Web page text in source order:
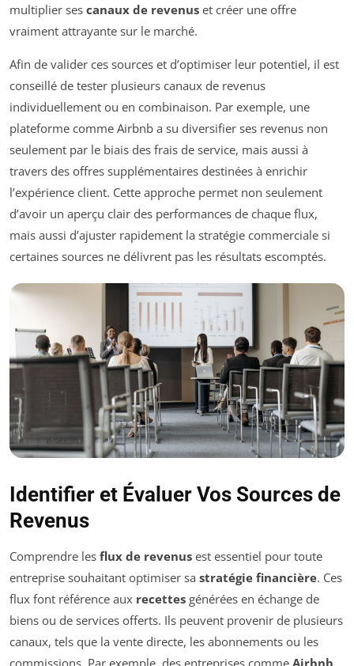
multiplier ses canaux de revenus et créer une offre
vraiment attrayante sur le marché.
Afin de valider ces sources et d’optimiser leur potentiel, il est
conseillé de tester plusieurs canaux de revenus
individuellement ou en combinaison. Par exemple, une
plateforme comme Airbnb a su diversifier ses revenus non
seulement par le biais des frais de service, mais aussi à
travers des offres supplémentaires destinées à enrichir
l’expérience client. Cette approche permet non seulement
d’avoir un aperçu clair des performances de chaque flux,
mais aussi d’ajuster rapidement la stratégie commerciale si
certaines sources ne délivrent pas les résultats escomptés.
Identifier et Évaluer Vos Sources de
Revenus
Comprendre les flux de revenus est essentiel pour toute
entreprise souhaitant optimiser sa stratégie financière. Ces
flux font référence aux recettes générées en échange de
biens ou de services offerts. Ils peuvent provenir de plusieurs
canaux, tels que la vente directe, les abonnements ou les